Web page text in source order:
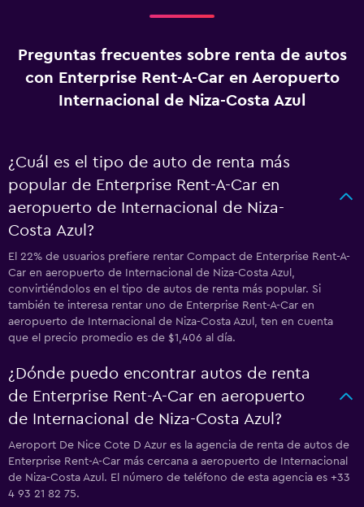
Preguntas frecuentes sobre renta de autos
con Enterprise Rent-A-Car en Aeropuerto
Internacional de Niza-Costa Azul
¿Cuál es el tipo de auto de renta más
popular de Enterprise Rent-A-Car en
aeropuerto de Internacional de Niza-
Costa Azul?
El 22% de usuarios prefiere rentar Compact de Enterprise Rent-A-
Car en aeropuerto de Internacional de Niza-Costa Azul,
convirtiéndolos en el tipo de autos de renta más popular. Si
también te interesa rentar uno de Enterprise Rent-A-Car en
aeropuerto de Internacional de Niza-Costa Azul, ten en cuenta
que el precio promedio es de $1,406 al día.
¿Dónde puedo encontrar autos de renta
de Enterprise Rent-A-Car en aeropuerto
de Internacional de Niza-Costa Azul?
Aeroport De Nice Cote D Azur es la agencia de renta de autos de
Enterprise Rent-A-Car más cercana a aeropuerto de Internacional
de Niza-Costa Azul. El número de teléfono de esta agencia es +33
4 93 21 82 75.